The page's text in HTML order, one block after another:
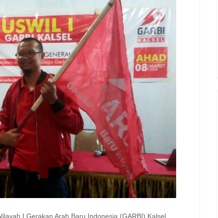
I Gerakan Arah Baru Indonesia (GARBI) Kalsel